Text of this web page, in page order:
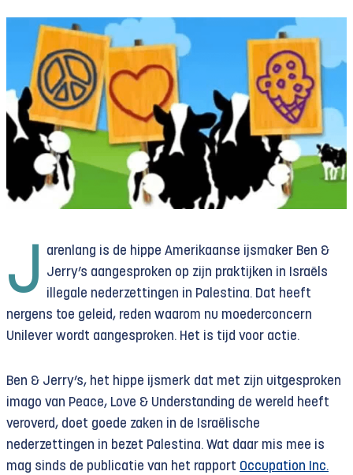
J
arenlang is de hippe Amerikaanse ijsmaker Ben &
Jerry’s aangesproken op zijn praktijken in Israëls
illegale nederzettingen in Palestina. Dat heeft
nergens toe geleid, reden waarom nu moederconcern
Unilever wordt aangesproken. Het is tijd voor actie.
Ben & Jerry’s, het hippe ijsmerk dat met zijn uitgesproken
imago van Peace, Love & Understanding de wereld heeft
veroverd, doet goede zaken in de Israëlische
nederzettingen in bezet Palestina. Wat daar mis mee is
mag sinds de publicatie van het rapport Occupation Inc.